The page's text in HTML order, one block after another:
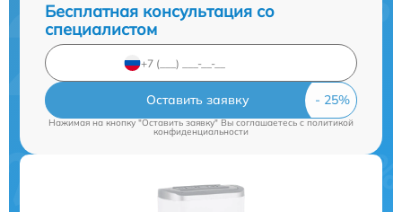
Бесплатная консультация со
специалистом
Оставить заявку
Нажимая на кнопку "Оставить заявку" Вы соглашаетесь cполитикой
конфиденциальности